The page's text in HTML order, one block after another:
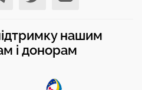
нашим
і донорам